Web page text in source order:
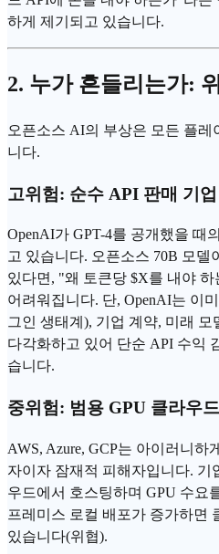
하게 제기되고 있습니다.
2. 누가 흔들리는가:
오픈소스 AI의 부상은 모든 플레
니다.
고위험: 순수 API 판매 기업
OpenAI가 GPT-4를 공개했을 때
고 있습니다. 오픈소스 70B 모델
있다면, "왜 토큰당 $X를 내야
어려워집니다. 단, OpenAI는 이
그인 생태계), 기업 계약, 미래
다각화하고 있어 단순 API 수익
습니다.
중위험: 범용 GPU 클라우
AWS, Azure, GCP는 아이러니하
자이자 잠재적 피해자입니다.
우드에서 호스팅하며 GPU 수요
프레미스 로컬 배포가 증가하면
있습니다(위협).